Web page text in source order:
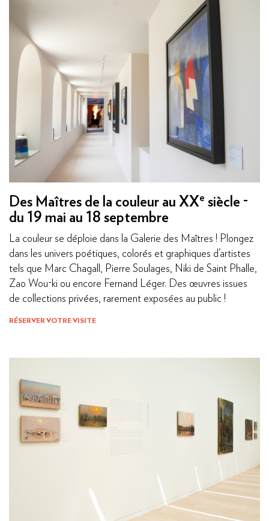
Des Maîtres de la couleur au XXe siècle -
du 19 mai au 18 septembre
La couleur se déploie dans la Galerie des Maîtres ! Plongez
dans les univers poétiques, colorés et graphiques d’artistes
tels que Marc Chagall, Pierre Soulages, Niki de Saint Phalle,
Zao Wou-ki ou encore Fernand Léger. Des œuvres issues
de collections privées, rarement exposées au public !
RÉSERVER VOTRE VISITE